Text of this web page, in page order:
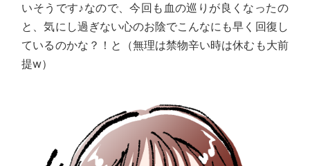
いそうです♪なので、今回も血の巡りが良くなったの
と、気にし過ぎない心のお陰でこんなにも早く回復し
ているのかな？！と（無理は禁物辛い時は休むも大前
提w）